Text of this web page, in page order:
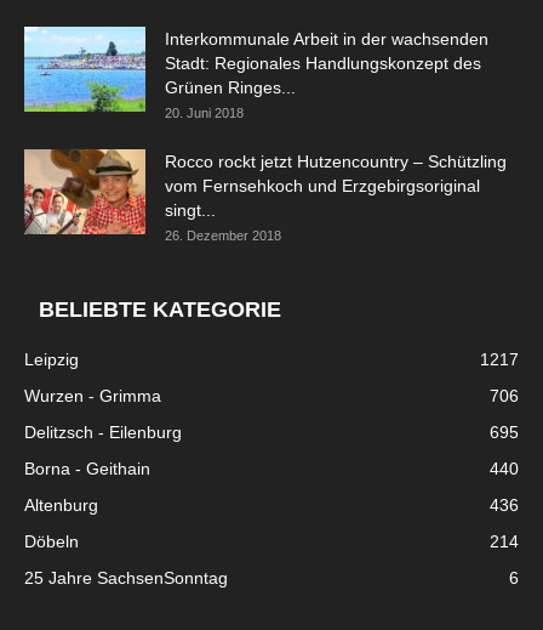
Interkommunale Arbeit in der wachsenden
Stadt: Regionales Handlungskonzept des
Grünen Ringes...
20. Juni 2018
Rocco rockt jetzt Hutzencountry – Schützling
vom Fernsehkoch und Erzgebirgsoriginal
singt...
26. Dezember 2018
BELIEBTE KATEGORIE
Leipzig
1217
Wurzen - Grimma
706
Delitzsch - Eilenburg
695
Borna - Geithain
440
Altenburg
436
Döbeln
214
25 Jahre SachsenSonntag
6